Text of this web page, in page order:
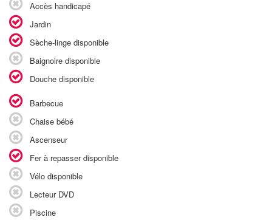
Accès handicapé
Jardin
Sèche-linge disponible
Baignoire disponible
Douche disponible
Barbecue
Chaise bébé
Ascenseur
Fer à repasser disponible
Vélo disponible
Lecteur DVD
Piscine